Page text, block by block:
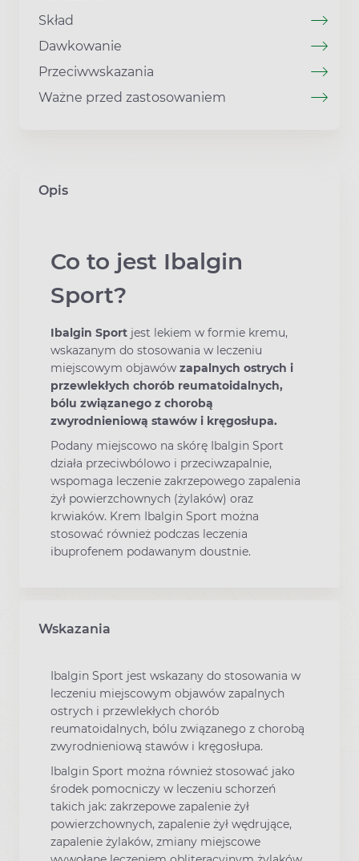
Skład
Dawkowanie
Przeciwwskazania
Ważne przed zastosowaniem
Opis
Co to jest Ibalgin
Sport?
Ibalgin Sport jest lekiem w formie kremu,
wskazanym do stosowania w leczeniu
miejscowym objawów zapalnych ostrych i
przewlekłych chorób reumatoidalnych,
bólu związanego z chorobą
zwyrodnieniową stawów i kręgosłupa.
Podany miejscowo na skórę Ibalgin Sport
działa przeciwbólowo i przeciwzapalnie,
wspomaga leczenie zakrzepowego zapalenia
żył powierzchownych (żylaków) oraz
krwiaków. Krem Ibalgin Sport można
stosować również podczas leczenia
ibuprofenem podawanym doustnie.
Wskazania
Ibalgin Sport jest wskazany do stosowania w
leczeniu miejscowym objawów zapalnych
ostrych i przewlekłych chorób
reumatoidalnych, bólu związanego z chorobą
zwyrodnieniową stawów i kręgosłupa.
Ibalgin Sport można również stosować jako
środek pomocniczy w leczeniu schorzeń
takich jak: zakrzepowe zapalenie żył
powierzchownych, zapalenie żył wędrujące,
zapalenie żylaków, zmiany miejscowe